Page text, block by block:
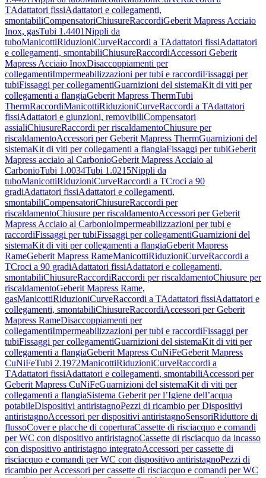
TAdattatori fissiAdattatori e collegamenti,
smontabiliCompensatoriChiusureRaccordiGeberit Mapress Acciaio
Inox, gasTubi 1.4401Nippli da
tuboManicottiRiduzioniCurveRaccordi a TAdattatori fissiAdattatori
e collegamenti, smontabiliChiusureRaccordiAccessori Geberit
Mapress Acciaio InoxDisaccoppiamenti per
collegamentiImpermeabilizzazioni per tubi e raccordiFissaggi per
tubiFissaggi per collegamentiGuarnizioni del sistemaKit di viti per
collegamenti a flangiaGeberit Mapress ThermTubi
ThermRaccordiManicottiRiduzioniCurveRaccordi a TAdattatori
fissiAdattatori e giunzioni, removibiliCompensatori
assialiChiusureRaccordi per riscaldamentoChiusure per
riscaldamentoAccessori per Geberit Mapress ThermGuarnizioni del
sistemaKit di viti per collegamenti a flangiaFissaggi per tubiGeberit
Mapress acciaio al CarbonioGeberit Mapress Acciaio al
CarbonioTubi 1.0034Tubi 1.0215Nippli da
tuboManicottiRiduzioniCurveRaccordi a TCroci a 90
gradiAdattatori fissiAdattatori e collegamenti,
smontabiliCompensatoriChiusureRaccordi per
riscaldamentoChiusure per riscaldamentoAccessori per Geberit
Mapress Acciaio al CarbonioImpermeabilizzazioni per tubi e
raccordiFissaggi per tubiFissaggi per collegamentiGuarnizioni del
sistemaKit di viti per collegamenti a flangiaGeberit Mapress
RameGeberit Mapress RameManicottiRiduzioniCurveRaccordi a
TCroci a 90 gradiAdattatori fissiAdattatori e collegamenti,
smontabiliChiusureRaccordiRaccordi per riscaldamentoChiusure per
riscaldamentoGeberit Mapress Rame,
gasManicottiRiduzioniCurveRaccordi a TAdattatori fissiAdattatori e
collegamenti, smontabiliChiusureRaccordiAccessori per Geberit
Mapress RameDisaccoppiamenti per
collegamentiImpermeabilizzazioni per tubi e raccordiFissaggi per
tubiFissaggi per collegamentiGuarnizioni del sistemaKit di viti per
collegamenti a flangiaGeberit Mapress CuNiFeGeberit Mapress
CuNiFeTubi 2.1972ManicottiRiduzioniCurveRaccordi a
TAdattatori fissiAdattatori e collegamenti, smontabiliAccessori per
Geberit Mapress CuNiFeGuarnizioni del sistemaKit di viti per
collegamenti a flangiaSistema Geberit per l’Igiene dell’acqua
potabileDispositivi antiristagnoPezzi di ricambio per Dispositivi
antiristagnoAccessori per dispositivi antiristagnoSensoriRiduttore di
flussoCover e placche di coperturaCassette di risciacquo e comandi
per WC con dispositivo antiristagnoCassette di risciacquo da incasso
con dispositivo antiristagno integratoAccessori per cassette di
risciacquo e comandi per WC con dispositivo antiristagnoPezzi di
ricambio per Accessori per cassette di risciacquo e comandi per WC